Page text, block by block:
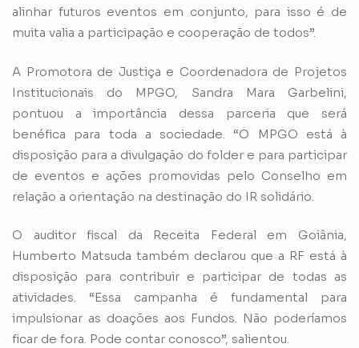
alinhar futuros eventos em conjunto, para isso é de
muita valia a participação e cooperação de todos”.
A Promotora de Justiça e Coordenadora de Projetos
Institucionais do MPGO, Sandra Mara Garbelini,
pontuou a importância dessa parceria que será
benéfica para toda a sociedade. “O MPGO está à
disposição para a divulgação do folder e para participar
de eventos e ações promovidas pelo Conselho em
relação a orientação na destinação do IR solidário.
O auditor fiscal da Receita Federal em Goiânia,
Humberto Matsuda também declarou que a RF está à
disposição para contribuir e participar de todas as
atividades. “Essa campanha é fundamental para
impulsionar as doações aos Fundos. Não poderíamos
ficar de fora. Pode contar conosco”, salientou.